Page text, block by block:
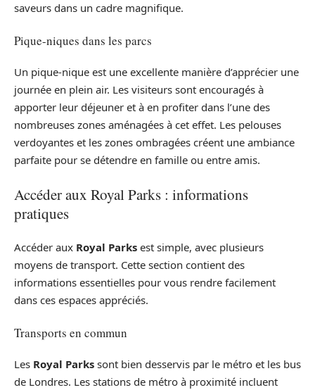
saveurs dans un cadre magnifique.
Pique-niques dans les parcs
Un pique-nique est une excellente manière d’apprécier une
journée en plein air. Les visiteurs sont encouragés à
apporter leur déjeuner et à en profiter dans l’une des
nombreuses zones aménagées à cet effet. Les pelouses
verdoyantes et les zones ombragées créent une ambiance
parfaite pour se détendre en famille ou entre amis.
Accéder aux Royal Parks : informations
pratiques
Accéder aux Royal Parks est simple, avec plusieurs
moyens de transport. Cette section contient des
informations essentielles pour vous rendre facilement
dans ces espaces appréciés.
Transports en commun
Les Royal Parks sont bien desservis par le métro et les bus
de Londres. Les stations de métro à proximité incluent